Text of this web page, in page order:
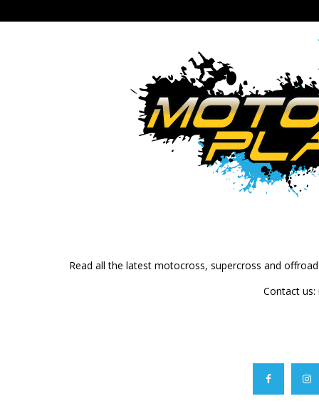
Read all the latest motocross, supercross and
Contact us: